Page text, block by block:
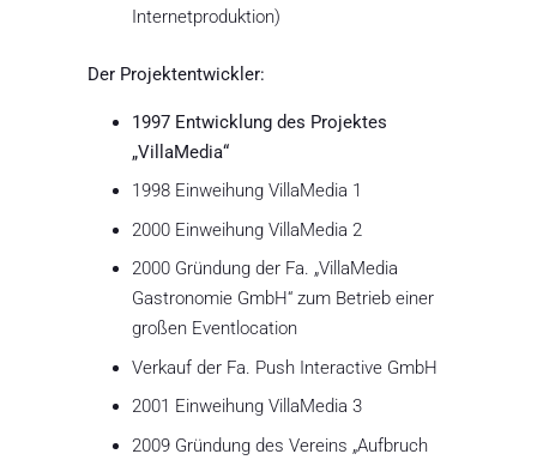
Internetproduktion)
Der Projektentwickler:
1997 Entwicklung des Projektes
„VillaMedia“
1998 Einweihung VillaMedia 1
2000 Einweihung VillaMedia 2
2000 Gründung der Fa. „VillaMedia
Gastronomie GmbH“ zum Betrieb einer
großen Eventlocation
Verkauf der Fa. Push Interactive GmbH
2001 Einweihung VillaMedia 3
2009 Gründung des Vereins „Aufbruch